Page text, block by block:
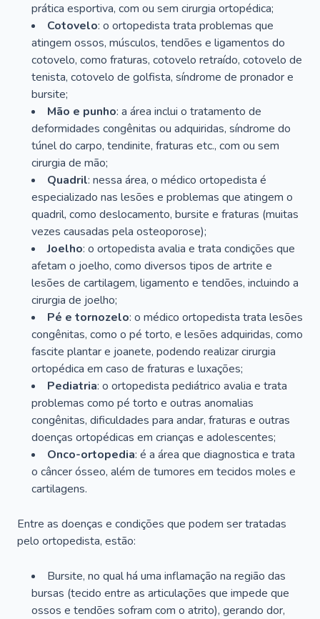
prática esportiva, com ou sem cirurgia ortopédica;
Cotovelo: o ortopedista trata problemas que
atingem ossos, músculos, tendões e ligamentos do
cotovelo, como fraturas, cotovelo retraído, cotovelo de
tenista, cotovelo de golfista, síndrome de pronador e
bursite;
Mão e punho: a área inclui o tratamento de
deformidades congênitas ou adquiridas, síndrome do
túnel do carpo, tendinite, fraturas etc., com ou sem
cirurgia de mão;
Quadril: nessa área, o médico ortopedista é
especializado nas lesões e problemas que atingem o
quadril, como deslocamento, bursite e fraturas (muitas
vezes causadas pela osteoporose);
Joelho: o ortopedista avalia e trata condições que
afetam o joelho, como diversos tipos de artrite e
lesões de cartilagem, ligamento e tendões, incluindo a
cirurgia de joelho;
Pé e tornozelo: o médico ortopedista trata lesões
congênitas, como o pé torto, e lesões adquiridas, como
fascite plantar e joanete, podendo realizar cirurgia
ortopédica em caso de fraturas e luxações;
Pediatria: o ortopedista pediátrico avalia e trata
problemas como pé torto e outras anomalias
congênitas, dificuldades para andar, fraturas e outras
doenças ortopédicas em crianças e adolescentes;
Onco-ortopedia: é a área que diagnostica e trata
o câncer ósseo, além de tumores em tecidos moles e
cartilagens.
Entre as doenças e condições que podem ser tratadas
pelo ortopedista, estão:
Bursite, no qual há uma inflamação na região das
bursas (tecido entre as articulações que impede que
ossos e tendões sofram com o atrito), gerando dor,